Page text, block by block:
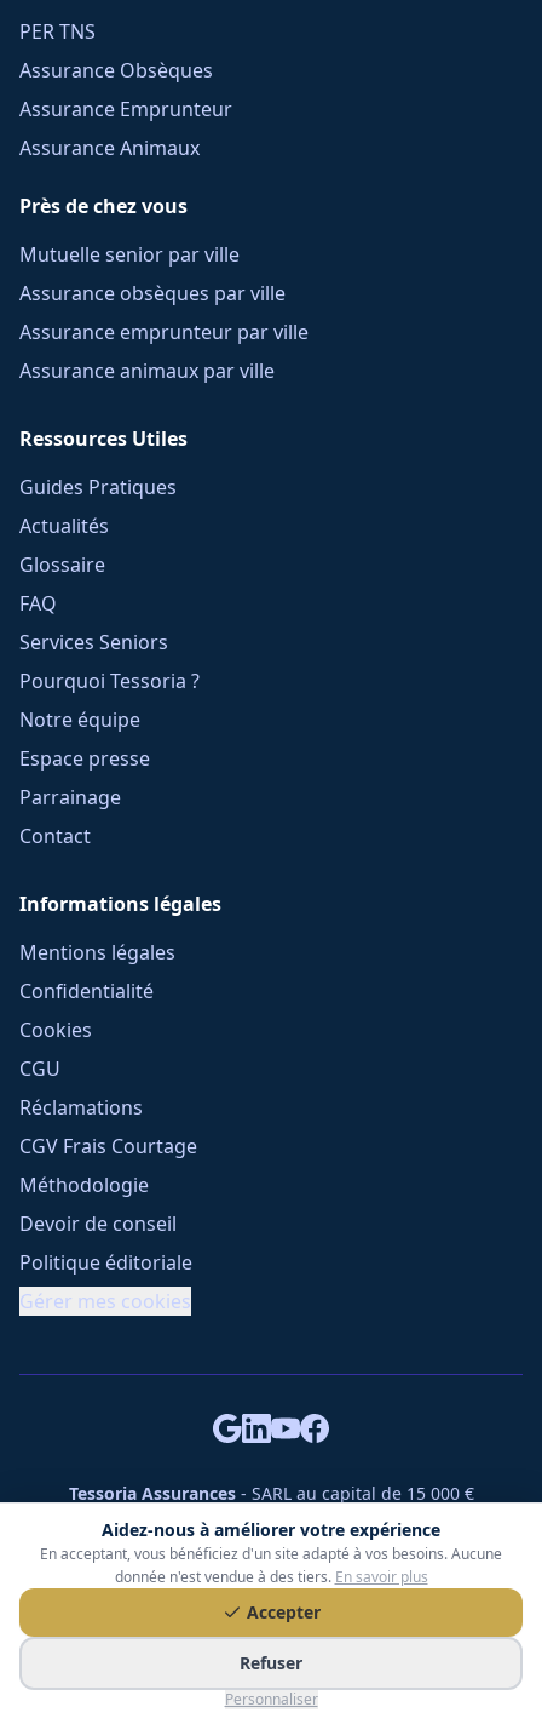
Aidez-nous à améliorer votre expérience
En acceptant, vous bénéficiez d'un site adapté à vos besoins. Aucune
donnée n'est vendue à des tiers. En savoir plus
Accepter
Refuser
Personnaliser
PER TNS
Assurance Obsèques
Assurance Emprunteur
Assurance Animaux
Près de chez vous
Mutuelle senior par ville
Assurance obsèques par ville
Assurance emprunteur par ville
Assurance animaux par ville
Ressources Utiles
Guides Pratiques
Actualités
Glossaire
FAQ
Services Seniors
Pourquoi Tessoria ?
Notre équipe
Espace presse
Parrainage
Contact
Informations légales
Mentions légales
Confidentialité
Cookies
CGU
Réclamations
CGV Frais Courtage
Méthodologie
Devoir de conseil
Politique éditoriale
Gérer mes cookies
Tessoria Assurances- SARL au capital de 15 000 €
ORIAS n° 25007309 - RCS 990 206 179 - Membre du réseau
360 Courtage
RC Pro : Klarity - Contrat n° CCOUK000785
49 chemin des Gardettes Sine, 06570 Saint-Paul-de-Vence
© Tessoria Assurances. Tous droits réservés.